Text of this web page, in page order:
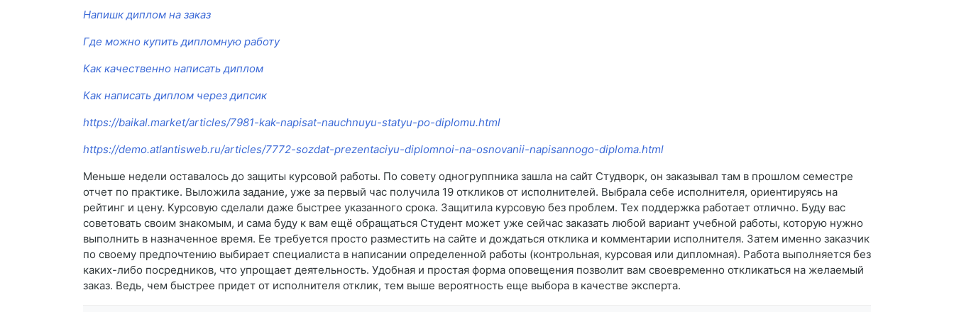
Напишк диплом на заказ
Где можно купить дипломную работу
Как качественно написать диплом
Как написать диплом через дипсик
https://baikal.market/articles/7981-kak-napisat-nauchnuyu-statyu-po-diplomu.html
https://demo.atlantisweb.ru/articles/7772-sozdat-prezentaciyu-diplomnoi-na-osnovanii-napisannogo-diploma.html
Меньше недели оставалось до защиты курсовой работы. По совету одногруппника зашла на сайт Студворк, он заказывал там в прошлом семестре
отчет по практике. Выложила задание, уже за первый час получила 19 откликов от исполнителей. Выбрала себе исполнителя, ориентируясь на
рейтинг и цену. Курсовую сделали даже быстрее указанного срока. Защитила курсовую без проблем. Тех поддержка работает отлично. Буду вас
советовать своим знакомым, и сама буду к вам ещё обращаться Студент может уже сейчас заказать любой вариант учебной работы, которую нужно
выполнить в назначенное время. Ее требуется просто разместить на сайте и дождаться отклика и комментарии исполнителя. Затем именно заказчик
по своему предпочтению выбирает специалиста в написании определенной работы (контрольная, курсовая или дипломная). Работа выполняется без
каких-либо посредников, что упрощает деятельность. Удобная и простая форма оповещения позволит вам своевременно откликаться на желаемый
заказ. Ведь, чем быстрее придет от исполнителя отклик, тем выше вероятность еще выбора в качестве эксперта.